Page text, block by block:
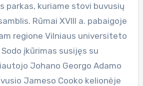
parkas, kuriame stovi buvusių
Rūmai XVIII a. pabaigoje
regione Vilniaus universiteto
įkūrimas susijęs su
Johano Georgo Adamo
Jameso Cooko kelionėje